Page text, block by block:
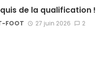
de la qualification !
FOOT 27 juin 2026 2